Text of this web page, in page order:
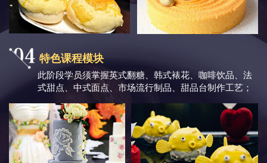
特色课程模块
此阶段学员须掌握英式翻糖、韩式裱花、咖啡饮品、法
式甜点、中式面点、市场流行制品、甜品台制作工艺；